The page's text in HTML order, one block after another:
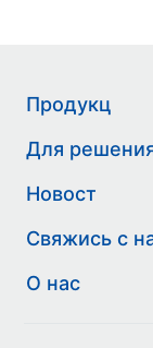
Продукц
Для
Новост
Свяжись с
О нас